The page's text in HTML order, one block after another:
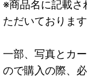
※商品名に記載さ
ただいております
一部、写真とカ
ので購入の際、